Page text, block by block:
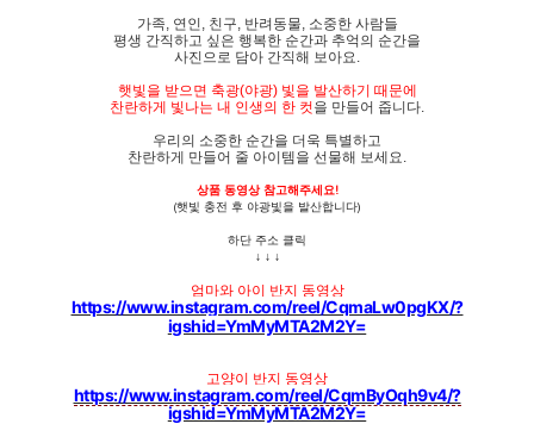
가족, 연인, 친구, 반려동물, 소중한 사람들
평생 간직하고 싶은 행복한 순간과 추억의 순간을
사진으로 담아 간직해 보아요.
햇빛을 받으면 축광(야광) 빛을 발산하기 때문에
찬란하게 빛나는 내 인생의 한 컷을 만들어 줍니다.
우리의 소중한 순간을 더욱 특별하고
찬란하게 만들어 줄 아이템을 선물해 보세요.
상품 동영상 참고해주세요!
(햇빛 충전 후 야광빛을 발산합니다)
하단 주소 클릭
↓ ↓ ↓
엄마와 아이 반지 동영상
https://www.instagram.com/reel/CqmaLw0pgKX/?
igshid=YmMyMTA2M2Y=
고양이 반지 동영상
https://www.instagram.com/reel/CqmByOqh9v4/?
igshid=YmMyMTA2M2Y=